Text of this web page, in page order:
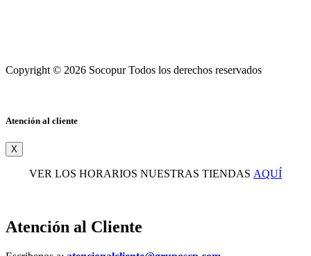
Copyright © 2026 Socopur Todos los derechos reservados
Atención al cliente
X
VER LOS HORARIOS NUESTRAS TIENDAS AQUÍ
Atención al Cliente